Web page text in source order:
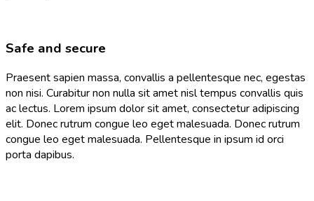
Safe and secure
Praesent sapien massa, convallis a pellentesque nec, egestas
non nisi. Curabitur non nulla sit amet nisl tempus convallis quis
ac lectus. Lorem ipsum dolor sit amet, consectetur adipiscing
elit. Donec rutrum congue leo eget malesuada. Donec rutrum
congue leo eget malesuada. Pellentesque in ipsum id orci
porta dapibus.